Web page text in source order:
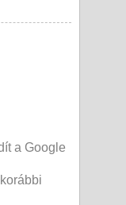
a Google